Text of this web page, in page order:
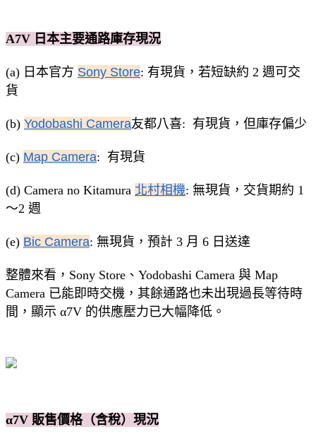
A7V 日本主要通路庫存現況
(a) 日本官方 Sony Store: 有現貨，若短缺約 2 週可交
貨
(b) Yodobashi Camera友都八喜: 有現貨，但庫存偏少
(c) Map Camera: 有現貨
(d) Camera no Kitamura 北村相機: 無現貨，交貨期約 1
～2 週
(e) Bic Camera: 無現貨，預計 3 月 6 日送達
整體來看，Sony Store、Yodobashi Camera 與 Map
Camera 已能即時交機，其餘通路也未出現過長等待時
間，顯示 α7V 的供應壓力已大幅降低。
α7V 販售價格（含稅）現況